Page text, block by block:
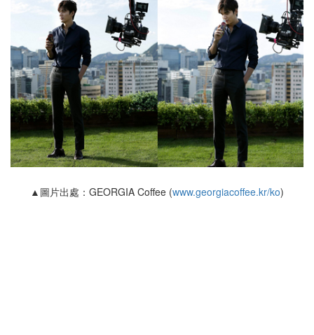
▲圖片出處：GEORGIA Coffee (www.georgiacoffee.kr/ko)